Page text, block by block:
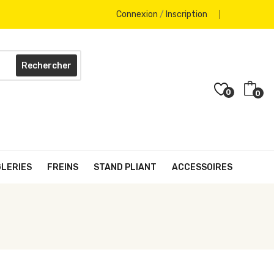
Connexion / Inscription
Rechercher
0 0
FREINS STAND PLIANT ACCESSOIRES